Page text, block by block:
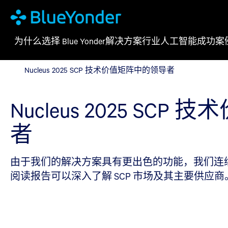
Nucleus 2025 SCP 技术价值矩阵中的领导者
为什么选择 Blue Yonder解决方案行业人工智能成功案
Nucleus 2025 SCP 技术价值矩阵中的领导者
Nucleus 2025 SCP 技
者
由于我们的解决方案具有更出色的功能，我们连
阅读报告可以深入了解 SCP 市场及其主要供应商